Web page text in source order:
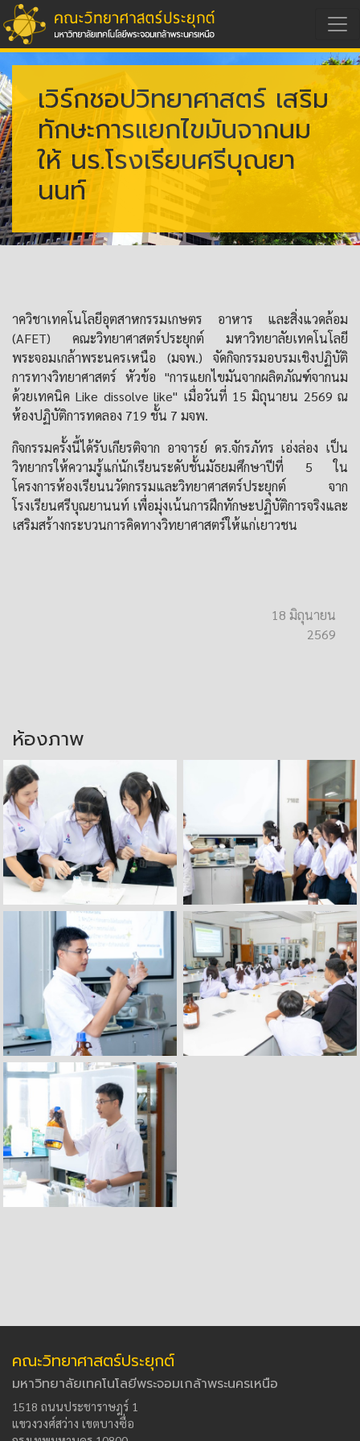
เวิร์กชอปวิทยาศาสตร์ เสริม
ทักษะการแยกไขมันจากนม
ให้ นร.โรงเรียนศรีบุณยา
นนท์
าควิชาเทคโนโลยีอุตสาหกรรมเกษตร อาหาร และสิ่งแวดล้อม
(AFET) คณะวิทยาศาสตร์ประยุกต์ มหาวิทยาลัยเทคโนโลยี
พระจอมเกล้าพระนครเหนือ (มจพ.) จัดกิจกรรมอบรมเชิงปฏิบัติ
การทางวิทยาศาสตร์ หัวข้อ "การแยกไขมันจากผลิตภัณฑ์จากนม
ด้วยเทคนิค Like dissolve like" เมื่อวันที่ 15 มิถุนายน 2569 ณ
ห้องปฏิบัติการทดลอง 719 ชั้น 7 มจพ.
กิจกรรมครั้งนี้ได้รับเกียรติจาก อาจารย์ ดร.จักรภัทร เอ่งล่อง เป็น
วิทยากรให้ความรู้แก่นักเรียนระดับชั้นมัธยมศึกษาปีที่ 5 ใน
โครงการห้องเรียนนวัตกรรมและวิทยาศาสตร์ประยุกต์ จาก
โรงเรียนศรีบุณยานนท์ เพื่อมุ่งเน้นการฝึกทักษะปฏิบัติการจริงและ
เสริมสร้างกระบวนการคิดทางวิทยาศาสตร์ให้แก่เยาวชน
18 มิถุนายน
2569
ห้องภาพ
คณะวิทยาศาสตร์ประยุกต์
มหาวิทยาลัยเทคโนโลยีพระจอมเกล้าพระนครเหนือ
1518 ถนนประชาราษฎร์ 1
แขวงวงศ์สว่าง เขตบางซื่อ